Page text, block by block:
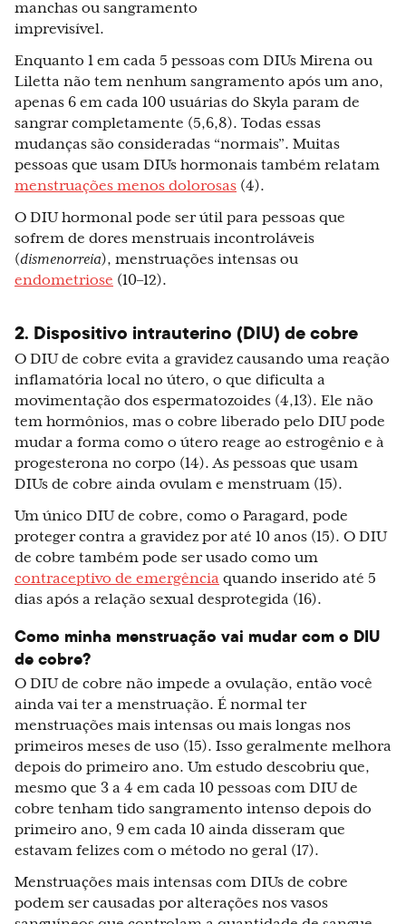
manchas ou sangramento
imprevisível.
Enquanto 1 em cada 5 pessoas com DIUs Mirena ou
Liletta não tem nenhum sangramento após um ano,
apenas 6 em cada 100 usuárias do Skyla param de
sangrar completamente (5,6,8). Todas essas
mudanças são consideradas “normais”. Muitas
pessoas que usam DIUs hormonais também relatam
menstruações menos dolorosas (4).
O DIU hormonal pode ser útil para pessoas que
sofrem de dores menstruais incontroláveis
(dismenorreia), menstruações intensas ou
endometriose (10–12).
2. Dispositivo intrauterino (DIU) de cobre
O DIU de cobre evita a gravidez causando uma reação
inflamatória local no útero, o que dificulta a
movimentação dos espermatozoides (4,13). Ele não
tem hormônios, mas o cobre liberado pelo DIU pode
mudar a forma como o útero reage ao estrogênio e à
progesterona no corpo (14). As pessoas que usam
DIUs de cobre ainda ovulam e menstruam (15).
Um único DIU de cobre, como o Paragard, pode
proteger contra a gravidez por até 10 anos (15). O DIU
de cobre também pode ser usado como um
contraceptivo de emergência quando inserido até 5
dias após a relação sexual desprotegida (16).
Como minha menstruação vai mudar com o DIU
de cobre?
O DIU de cobre não impede a ovulação, então você
ainda vai ter a menstruação. É normal ter
menstruações mais intensas ou mais longas nos
primeiros meses de uso (15). Isso geralmente melhora
depois do primeiro ano. Um estudo descobriu que,
mesmo que 3 a 4 em cada 10 pessoas com DIU de
cobre tenham tido sangramento intenso depois do
primeiro ano, 9 em cada 10 ainda disseram que
estavam felizes com o método no geral (17).
Menstruações mais intensas com DIUs de cobre
podem ser causadas por alterações nos vasos